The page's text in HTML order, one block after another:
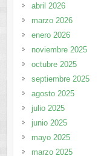
abril 2026
marzo 2026
enero 2026
noviembre 2025
octubre 2025
septiembre 2025
agosto 2025
julio 2025
junio 2025
mayo 2025
marzo 2025